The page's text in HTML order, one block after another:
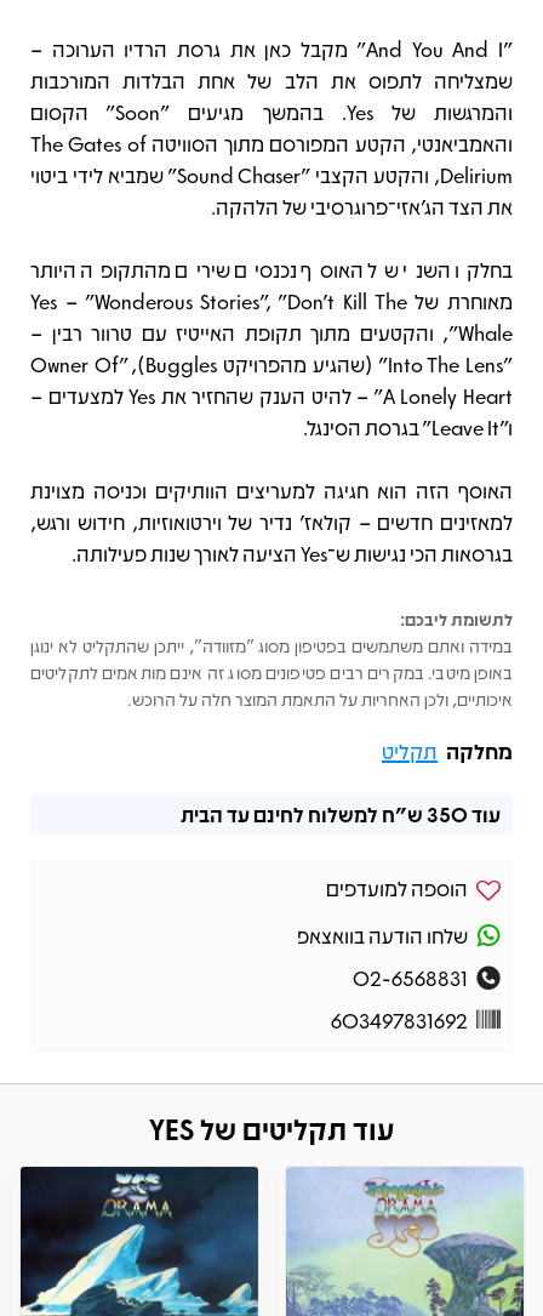
"And You And I" מקבל כאן את גרסת הרדיו הערוכה –
שמצליחה לתפוס את הלב של אחת הבלדות המורכבות
והמרגשות של Yes. בהמשך מגיעים "Soon" הקסום
והאמביאנטי, הקטע המפורסם מתוך הסוויטה The Gates of
Delirium, והקטע הקצבי "Sound Chaser" שמביא לידי ביטוי
את הצד הג'אזי־פרוגרסיבי של הלהקה.
בחלקו השני של האוסף נכנסים שירים מהתקופה היותר
מאוחרת של Yes – "Wonderous Stories", "Don't Kill The
Whale", והקטעים מתוך תקופת האייטיז עם טרוור רבין –
"Into The Lens" (שהגיע מהפרויקט Buggles), "Owner Of
A Lonely Heart" – להיט הענק שהחזיר את Yes למצעדים –
ו"Leave It" בגרסת הסינגל.
האוסף הזה הוא חגיגה למעריצים הוותיקים וכניסה מצוינת
למאזינים חדשים – קולאז' נדיר של וירטואוזיות, חידוש ורגש,
בגרסאות הכי נגישות ש־Yes הציעה לאורך שנות פעילותה.
לתשומת ליבכם:
במידה ואתם משתמשים בפטיפון מסוג "מזוודה", ייתכן שהתקליט לא ינוגן
באופן מיטבי. במקרים רבים פטיפונים מסוג זה אינם מותאמים לתקליטים
איכותיים, ולכן האחריות על התאמת המוצר חלה על הרוכש.
מחלקה תקליט
עוד350 ש"ח למשלוח לחינם עד הבית
הוספה למועדפים
שלחו הודעה בוואצאפ
02-6568831
603497831692
עוד תקליטים של YES